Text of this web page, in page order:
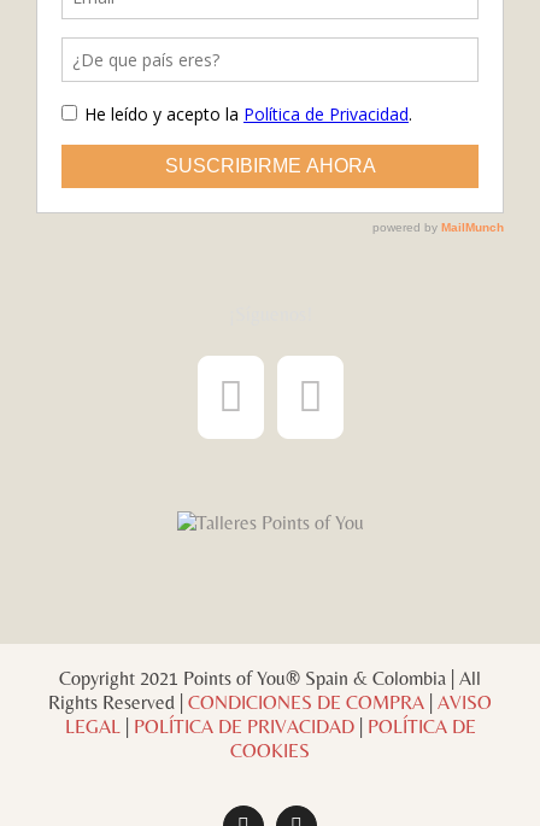
Copyright 2021 Points of You® Spain & Colombia | All
Rights Reserved | CONDICIONES DE COMPRA AVISO
LEGAL| POLÍTICA DE PRIVACIDAD| POLÍTICA DE
COOKIES